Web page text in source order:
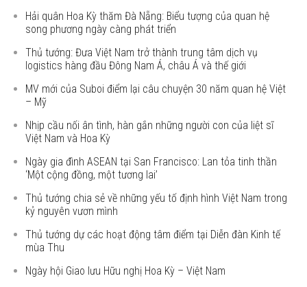
Hải quân Hoa Kỳ thăm Đà Nẵng: Biểu tượng của quan hệ
song phương ngày càng phát triển
Thủ tướng: Đưa Việt Nam trở thành trung tâm dịch vụ
logistics hàng đầu Đông Nam Á, châu Á và thế giới
MV mới của Suboi điểm lại câu chuyện 30 năm quan hệ Việt
– Mỹ
Nhịp cầu nối ân tình, hàn gắn những người con của liệt sĩ
Việt Nam và Hoa Kỳ
Ngày gia đình ASEAN tại San Francisco: Lan tỏa tinh thần
‘Một cộng đồng, một tương lai’
Thủ tướng chia sẻ về những yếu tố định hình Việt Nam trong
kỷ nguyên vươn mình
Thủ tướng dự các hoạt động tâm điểm tại Diễn đàn Kinh tế
mùa Thu
Ngày hội Giao lưu Hữu nghị Hoa Kỳ – Việt Nam